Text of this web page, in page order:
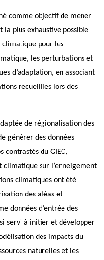
comme objectif de mener
la plus exhaustive possible
climatique pour les
les perturbations et
d’adaptation, en associant
recueillies lors des
de régionalisation des
générer des données
contrastés du GIEC,
sur l’enneigement
climatiques ont été
des aléas et
données d’entrée des
servi à initier et développer
des impacts du
naturelles et les